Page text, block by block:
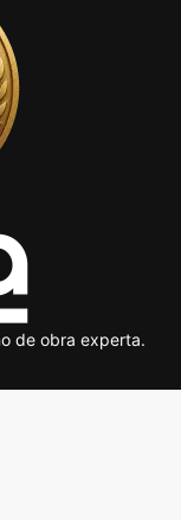
de obra experta.